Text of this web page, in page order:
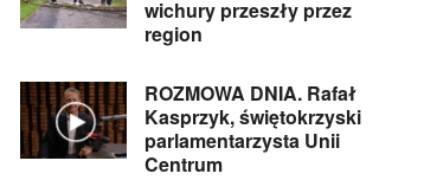
wichury przeszły przez
region
ROZMOWA DNIA. Rafał
Kasprzyk, świętokrzyski
parlamentarzysta Unii
Centrum